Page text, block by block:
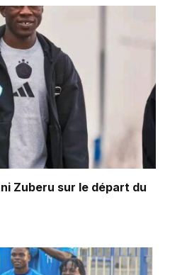
Zuberu sur le départ du